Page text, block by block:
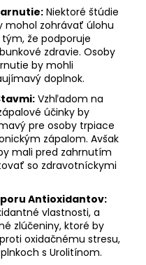
Niektoré štúdie
mohol zohrávať úlohu
že podporuje
zdravie. Osoby
by mohli
doplnok.
Vzhľadom na
účinky by
pre osoby trpiace
zápalom. Avšak
mali pred zahrnutím
so zdravotníckymi
Antioxidantov:
vlastnosti, a
zlúčeniny, ktoré by
oxidačnému stresu,
s Urolitínom.